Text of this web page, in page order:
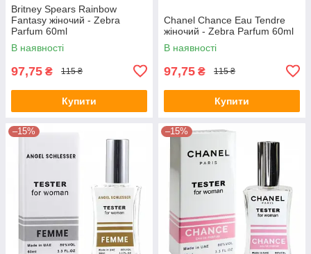
Britney Spears Rainbow
Fantasy жіночий - Zebra
Parfum 60ml
В наявності
97,75 ₴ 115 ₴
Купити
Chanel Chance Eau Tendre
жіночий - Zebra Parfum 60ml
В наявності
97,75 ₴ 115 ₴
Купити
–15% –15%